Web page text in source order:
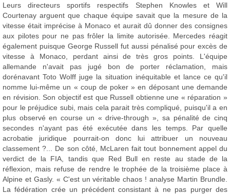
Leurs directeurs sportifs respectifs Stephen Knowles et Will
Courtenay arguent que chaque équipe savait que la mesure de la
vitesse était imprécise à Monaco et aurait dû donner des consignes
aux pilotes pour ne pas frôler la limite autorisée. Mercedes réagit
également puisque George Russell fut aussi pénalisé pour excès de
vitesse à Monaco, perdant ainsi de très gros points. L'équipe
allemande n'avait pas jugé bon de porter réclamation, mais
dorénavant Toto Wolff juge la situation inéquitable et lance ce qu'il
nomme lui-même un « coup de poker » en déposant une demande
en révision. Son objectif est que Russell obtienne une « réparation »
pour le préjudice subi, mais cela parait très compliqué, puisqu'il a en
plus observé en course un « drive-through », sa pénalité de cinq
secondes n'ayant pas été exécutée dans les temps. Par quelle
acrobatie juridique pourrait-on donc lui attribuer un nouveau
classement ?... De son côté, McLaren fait tout bonnement appel du
verdict de la FIA, tandis que Red Bull en reste au stade de la
réflexion, mais refuse de rendre le trophée de la troisième place à
Alpine et Gasly. « C'est un véritable chaos ! analyse Martin Brundle.
La fédération crée un précédent consistant à ne pas purger des